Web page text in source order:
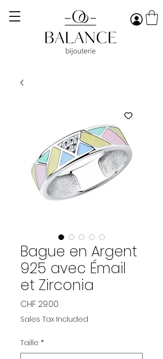
Bague en Argent
925 avec Émail
et Zirconia
CHF 29.00
Sales Tax Included
Taille *